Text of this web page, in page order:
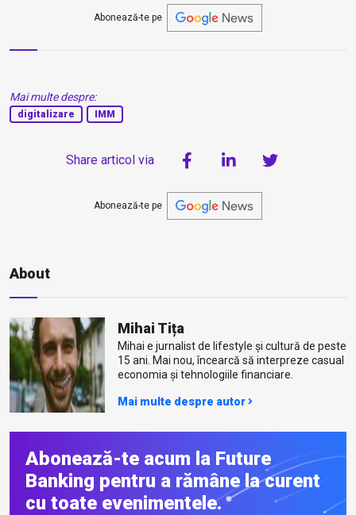
Abonează-te pe
Mai multe despre:
digitalizare IMM
Share articol via
Abonează-te pe
About
Mihai Tița
Mihai e jurnalist de lifestyle și cultură de peste
15 ani. Mai nou, încearcă să interpreze casual
economia și tehnologiile financiare.
Mai multe despre autor
Abonează-te acum la Future
Banking pentru a rămâne la curent
cu toate evenimentele.